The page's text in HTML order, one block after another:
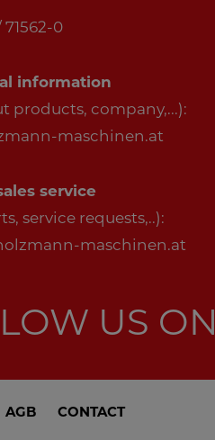
71562-0
information
products, company,...):
maschinen.at
service
service requests,..):
maschinen.at
US ON
AGB CONTACT